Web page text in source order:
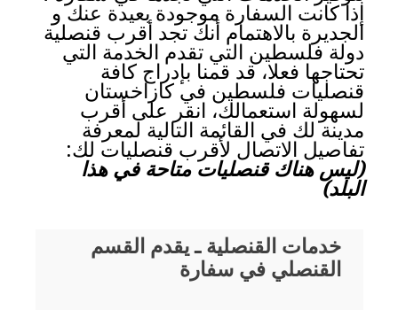
إذا كانت السفارة موجودة بعيدة عنك و
الجديرة بالاهتمام أنك تجد أقرب قنصلية
دولة فلسطين التي تقدم الخدمة التي
تحتاجها فعلا، قد قمنا بإدراج كافة
قنصليات فلسطين في كازاخستان
لسهولة استعمالك، انقر على أقرب
مدينة لك في القائمة التالية لمعرفة
تفاصيل الاتصال لأقرب قنصليات لك:
(ليس هناك قنصليات متاحة في هذا
البلد)
خدمات القنصلية ـ يقدم القسم
القنصلي في سفارة